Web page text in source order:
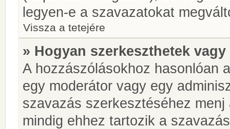
legyen-e a szavazatokat
Vissza a tetejére
» Hogyan szerkeszthetek
A hozzászólásokhoz hasonlóan
egy moderátor vagy egy
szavazás szerkesztéséhez
mindig ehhez tartozik a